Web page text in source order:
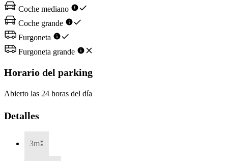
Coche mediano
Coche grande
Furgoneta
Furgoneta grande
Horario del parking
Abierto las 24 horas del día
Detalles
3m